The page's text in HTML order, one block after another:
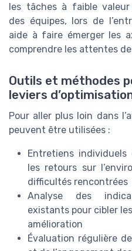
les tâches à faible valeur
des équipes, lors de
aide à faire émerger les
comprendre les attentes
Outils et méthodes
leviers
Pour aller plus loin dans
peuvent être utilisées :
Entretiens
les retours sur
difficultés rencontrées
Analyse des
existants pour cibler
amélioration
Évaluation régulière